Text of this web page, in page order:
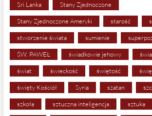
Sri Lanka Stany Zjednoczone
Stany Zjednoczone Ameryki starość
stworzenie świata sumienie
ŚW. PAWEŁ świadkowie jehowy
świat świeckość świętość
święty Kościół Syria szatan
szkoła sztuczna inteligencja sztuka